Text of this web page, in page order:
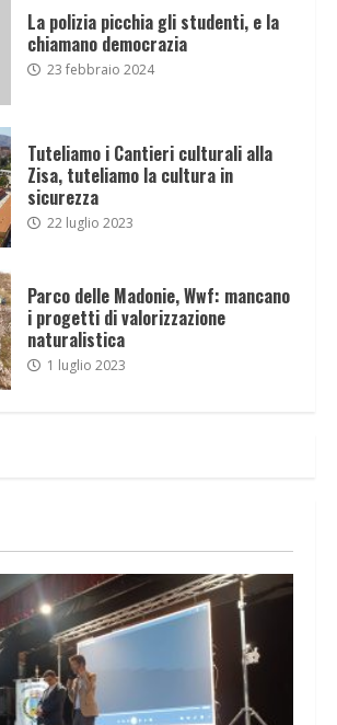
La polizia picchia gli studenti, e la
chiamano democrazia
23 febbraio 2024
Tuteliamo i Cantieri culturali alla
Zisa, tuteliamo la cultura in
sicurezza
22 luglio 2023
Parco delle Madonie, Wwf: mancano
i progetti di valorizzazione
naturalistica
1 luglio 2023